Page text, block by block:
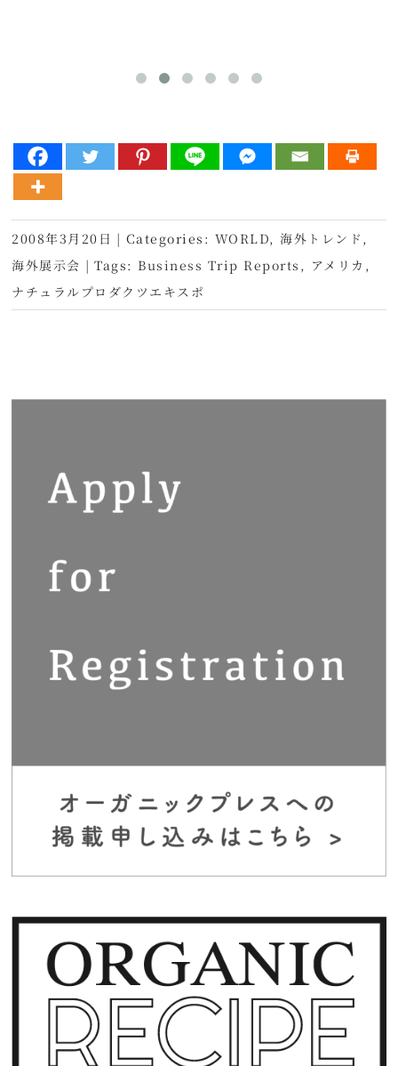
2008年3月20日 | Categories: WORLD,海外トレンド ,
海外展示会 | Tags: Business Trip Reports , アメリカ ,
ナチュラルプロダクツエキスポ